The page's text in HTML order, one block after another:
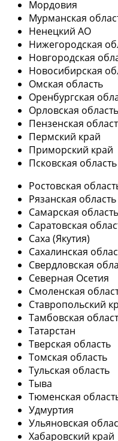
Мордовия
Мурманская
Ненецкий АО
Нижегородская
Новгородская
Новосибирская
Омская область
Оренбургская
Орловская область
Пензенская
Пермский край
Приморский край
Псковская область
Ростовская
Рязанская область
Самарская область
Саратовская
Саха (Якутия)
Сахалинская
Свердловская
Северная Осетия
Смоленская
Ставропольский
Тамбовская
Татарстан
Тверская область
Томская область
Тульская область
Тыва
Тюменская
Удмуртия
Ульяновская
Хабаровский край